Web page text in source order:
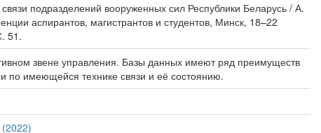
подразделений вооруженных сил Республики Беларусь / А.
аспирантов, магистрантов и студентов, Минск, 18–22
51.
звене управления. Базы данных имеют ряд преимуществ
по имеющейся технике связи и её состоянию.